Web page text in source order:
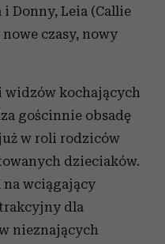
i Donny, Leia (Callie
czasy, nowy
kochających
gościnnie obsadę
w roli rodziców
dzieciaków.
na wciągający
dla
nieznających